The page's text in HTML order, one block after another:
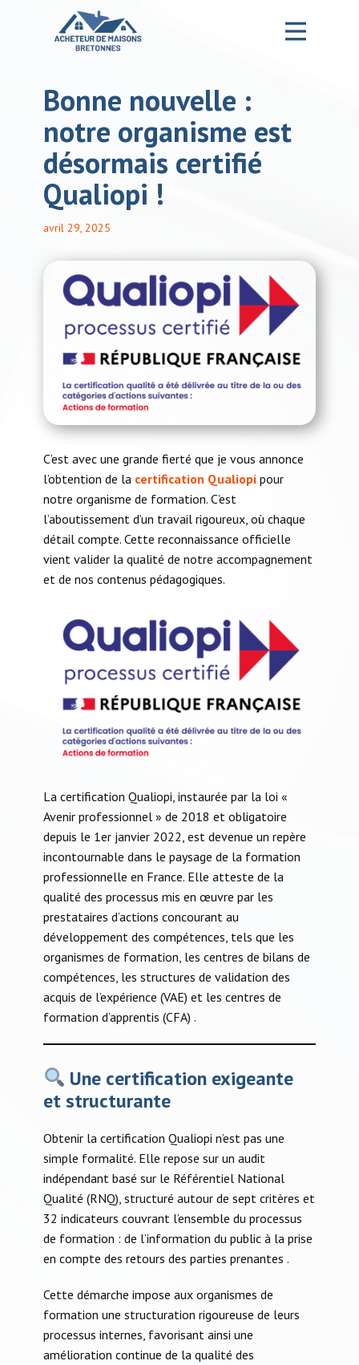
Accueil – Ma formation MDB
Notre Entreprise
La Formation
Nos services
ABONNEZ-VOUS À NOTRE PODCAST MDB!
Bonne nouvelle :
notre organisme est
désormais certifié
Qualiopi !
avril 29, 2025
C’est avec une grande fierté que je vous annonce
l’obtention de la certification Qualiopi pour
notre organisme de formation. C’est
l’aboutissement d’un travail rigoureux, où chaque
détail compte. Cette reconnaissance officielle
vient valider la qualité de notre accompagnement
et de nos contenus pédagogiques.
​La certification Qualiopi, instaurée par la loi «
Avenir professionnel » de 2018 et obligatoire
depuis le 1er janvier 2022, est devenue un repère
incontournable dans le paysage de la formation
professionnelle en France. Elle atteste de la
qualité des processus mis en œuvre par les
prestataires d’actions concourant au
développement des compétences, tels que les
organismes de formation, les centres de bilans de
compétences, les structures de validation des
acquis de l’expérience (VAE) et les centres de
formation d’apprentis (CFA) .​
Une certification exigeante
et structurante
Obtenir la certification Qualiopi n’est pas une
simple formalité. Elle repose sur un audit
indépendant basé sur le Référentiel National
Qualité (RNQ), structuré autour de sept critères et
32 indicateurs couvrant l’ensemble du processus
de formation : de l’information du public à la prise
en compte des retours des parties prenantes .​
Cette démarche impose aux organismes de
formation une structuration rigoureuse de leurs
processus internes, favorisant ainsi une
amélioration continue de la qualité des